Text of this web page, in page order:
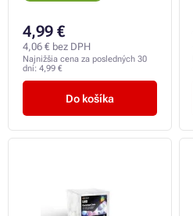
4,99 €
4,06 € bez DPH
Najnižšia cena za posledných 30
dní: 4,99 €
Do košíka